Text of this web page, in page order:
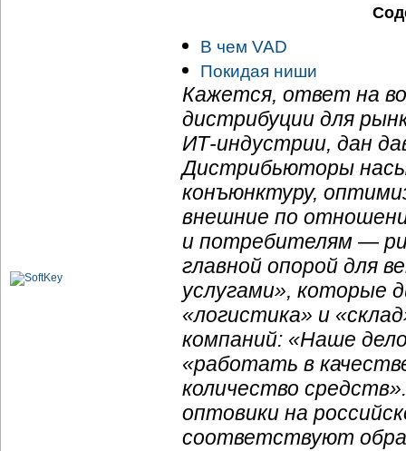
В чем VAD
Покидая ниши
Кажется, ответ на
дистрибуции для
ИТ-индустрии, дан
Дистрибьюторы
конъюнктуру,
внешние по
и потребителям —
главной опорой для
услугами», которые
«логистика» и
компаний: «Наше
«работать в
количество
оптовики на
соответствуют